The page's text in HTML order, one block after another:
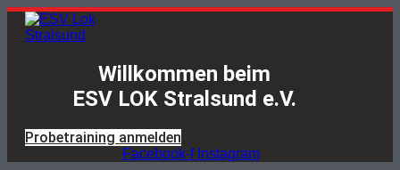
Zum
Inhalt
springen
Willkommen beim
ESV LOK Stralsund e.V.
Probetraining anmelden
Facebook-f Instagram